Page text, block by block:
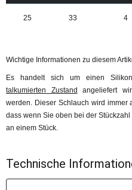
25 33 4
Wichtige Informationen zu diesem
Es handelt sich um einen
talkumierten Zustand angeliefert
werden. Dieser Schlauch wird immer
dass wenn Sie oben bei der
an einem Stück.
Technische